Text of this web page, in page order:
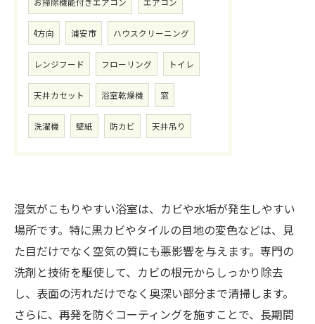
4方向 浦安市 ハウスクリーニング
レンジフード フローリング トイレ
天井カセット 浴室乾燥機 窓
洗濯機 壁紙 防カビ 天井吊り
湿気がこもりやすい浴室は、カビや水垢が発生しやすい
場所です。特に黒カビやタイルの目地の変色などは、見
た目だけでなく空気の質にも悪影響を与えます。専門の
洗剤と技術を駆使して、カビの根元からしっかり除去
し、表面の汚れだけでなく奥深い部分まで清掃します。
さらに、再発を防ぐコーティングを施すことで、長期間